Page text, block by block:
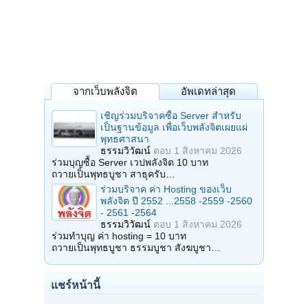
จากเว็บพลังจิต อัพเดทล่าสุด
เชิญร่วมบริจาคซื้อ Server สำหรับ
เป็นฐานข้อมูล เพื่อเว็บพลังจิตเผยแผ่
พุทธศาสนา
ธรรมวิวัฒน์ ตอบ 1 สิงหาคม 2026
ร่วมบุญซื้อ Server เวปพลังจิต 10 บาท
ถวายเป็นพุทธบูชา สาธุครับ…
ร่วมบริจาค ค่า Hosting ของเว็บ
พลังจิต ปี 2552 ...2558 -2559 -2560
- 2561 -2564
ธรรมวิวัฒน์ ตอบ 1 สิงหาคม 2026
ร่วมทำบุญ ค่า hosting = 10 บาท
ถวายเป็นพุทธบูชา ธรรมบูชา สังฆบูชา…
แชร์หน้านี้